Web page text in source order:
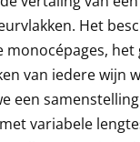
Het
monocépages, het
van iedere wijn
een
variabele